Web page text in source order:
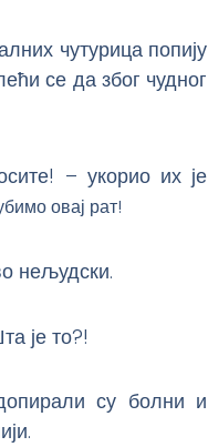
чутурица попију
се да због чудног
– укорио их је
овај рат!
нељудски.
је то?!
су болни и